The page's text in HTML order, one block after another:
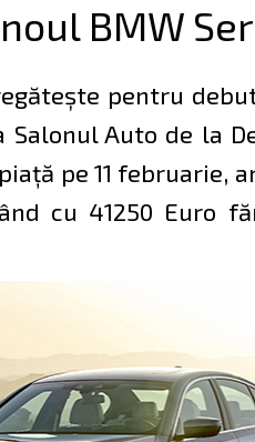
BMW
pentru
Salonul Auto de la
pe 11 februarie,
cu 41250 Euro